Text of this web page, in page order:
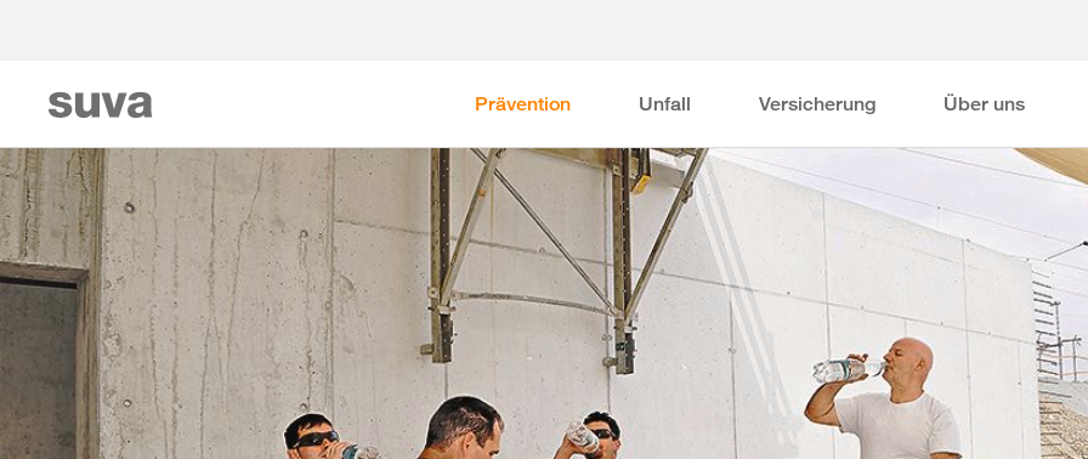
Prävention Unfall Versicherung Über uns